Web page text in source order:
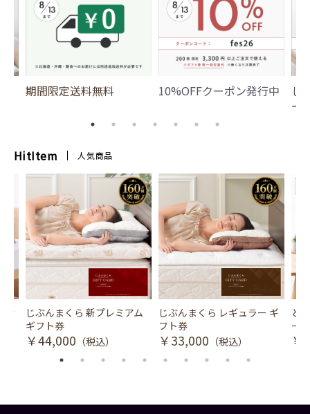
期間限定送料無料 10%OFFクーポン発行中
じ
ー
HitItem 人気商品
冷
じぶんまくら 新プレミアム
ギフト券
￥44,000 （税込）
じぶんまくら レギュラー ギ
フト券
￥33,000 （税込）
と
ース
￥